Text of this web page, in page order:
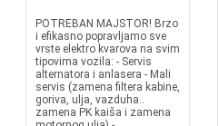
POTREBAN MAJSTOR! Brzo
i efikasno popravljamo sve
vrste elektro kvarova na svim
tipovima vozila: - Servis
alternatora i anlasera - Mali
servis (zamena filtera kabine,
goriva, ulja, vazduha..
zamena PK kaiša i zamena